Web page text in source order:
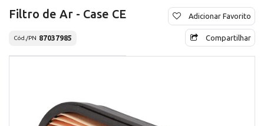
Filtro de Ar - Case CE
Cód./PN 87037985
Adicionar Favorito
Compartilhar